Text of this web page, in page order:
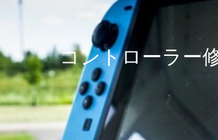
コントローラー